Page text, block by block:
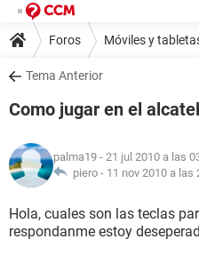
Foros Móviles y
Tema Anterior
Como jugar en el
palma19 - 21 jul 2010 a las
piero - 11 nov 2010 a las
Hola, cuales son las teclas
respondanme estoy